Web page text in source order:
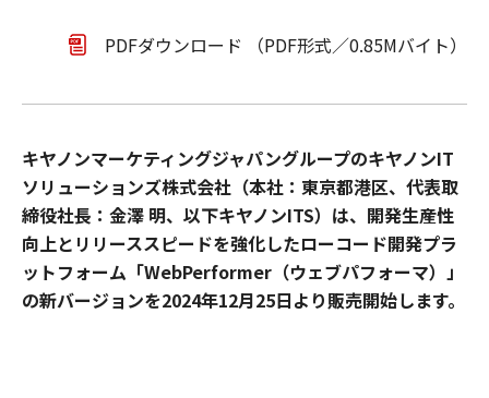
PDFダウンロード （PDF形式／0.85Mバイト）
キヤノンマーケティングジャパングループのキヤノンIT
ソリューションズ株式会社（本社：東京都港区、代表取
締役社長：金澤 明、以下キヤノンITS）は、開発生産性
向上とリリーススピードを強化したローコード開発プラ
ットフォーム「WebPerformer（ウェブパフォーマ）」
の新バージョンを2024年12月25日より販売開始します。